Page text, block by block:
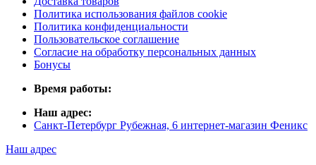
Политика использования файлов cookie
Политика конфиденциальности
Пользовательское соглашение
Согласие на обработку персональных данных
Бонусы
Время работы:
Наш адрес:
Санкт-Петербург Рубежная, 6 интернет-магазин Феникс
Наш адрес